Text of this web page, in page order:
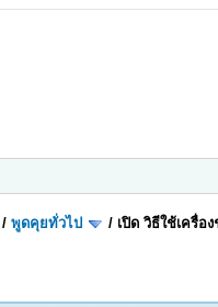
/พูดคุยทั่วไป / เปิด วิธีใช้เครื่